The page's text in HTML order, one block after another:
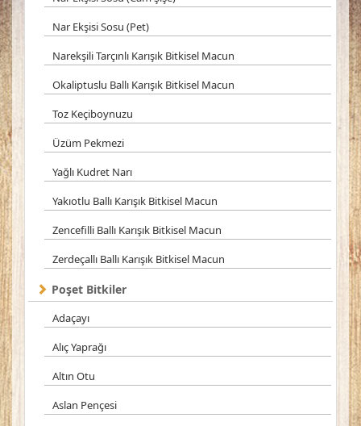
Nar Ekşisi Sosu (Pet)
Narekşili Tarçınlı Karışık Bitkisel Macun
Okaliptuslu Ballı Karışık Bitkisel Macun
Toz Keçiboynuzu
Üzüm Pekmezi
Yağlı Kudret Narı
Yakıotlu Ballı Karışık Bitkisel Macun
Zencefilli Ballı Karışık Bitkisel Macun
Zerdeçallı Ballı Karışık Bitkisel Macun
Poşet Bitkiler
Adaçayı
Alıç Yaprağı
Altın Otu
Aslan Pençesi